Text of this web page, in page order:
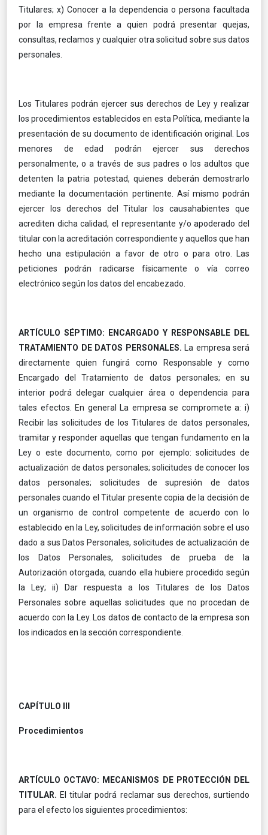
Titulares; x) Conocer a la dependencia o persona facultada
por la empresa frente a quien podrá presentar quejas,
consultas, reclamos y cualquier otra solicitud sobre sus datos
personales.
Los Titulares podrán ejercer sus derechos de Ley y realizar
los procedimientos establecidos en esta Política, mediante la
presentación de su documento de identificación original. Los
menores de edad podrán ejercer sus derechos
personalmente, o a través de sus padres o los adultos que
detenten la patria potestad, quienes deberán demostrarlo
mediante la documentación pertinente. Así mismo podrán
ejercer los derechos del Titular los causahabientes que
acrediten dicha calidad, el representante y/o apoderado del
titular con la acreditación correspondiente y aquellos que han
hecho una estipulación a favor de otro o para otro. Las
peticiones podrán radicarse físicamente o vía correo
electrónico según los datos del encabezado.
ARTÍCULO SÉPTIMO: ENCARGADO Y RESPONSABLE DEL
TRATAMIENTO DE DATOS PERSONALES. La empresa será
directamente quien fungirá como Responsable y como
Encargado del Tratamiento de datos personales; en su
interior podrá delegar cualquier área o dependencia para
tales efectos. En general La empresa se compromete a: i)
Recibir las solicitudes de los Titulares de datos personales,
tramitar y responder aquellas que tengan fundamento en la
Ley o este documento, como por ejemplo: solicitudes de
actualización de datos personales; solicitudes de conocer los
datos personales; solicitudes de supresión de datos
personales cuando el Titular presente copia de la decisión de
un organismo de control competente de acuerdo con lo
establecido en la Ley, solicitudes de información sobre el uso
dado a sus Datos Personales, solicitudes de actualización de
los Datos Personales, solicitudes de prueba de la
Autorización otorgada, cuando ella hubiere procedido según
la Ley; ii) Dar respuesta a los Titulares de los Datos
Personales sobre aquellas solicitudes que no procedan de
acuerdo con la Ley. Los datos de contacto de la empresa son
los indicados en la sección correspondiente.
CAPÍTULO III
Procedimientos
ARTÍCULO OCTAVO: MECANISMOS DE PROTECCIÓN DEL
TITULAR. El titular podrá reclamar sus derechos, surtiendo
para el efecto los siguientes procedimientos: